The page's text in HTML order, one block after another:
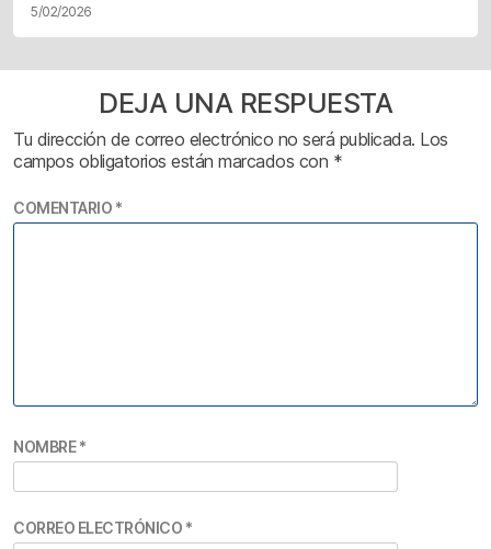
5/02/2026
DEJA UNA RESPUESTA
Tu dirección de correo electrónico no será publicada. Los
campos obligatorios están marcados con *
COMENTARIO *
NOMBRE*
CORREO ELECTRÓNICO *